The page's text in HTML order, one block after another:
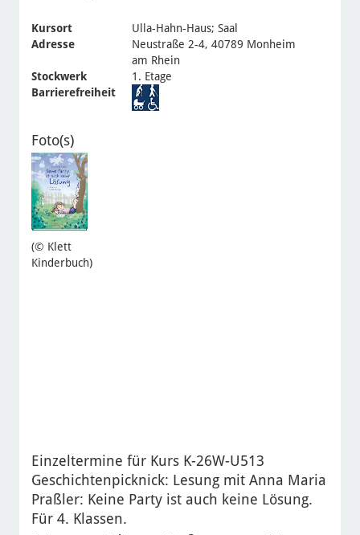
Kursort
Ulla-Hahn-Haus; Saal
Adresse
Neustraße 2-4, 40789 Monheim
am Rhein
Stockwerk
1. Etage
Barrierefreiheit
Foto(s)
(© Klett
Kinderbuch)
Einzeltermine für Kurs K-26W-U513
Geschichtenpicknick: Lesung mit Anna Maria
Praßler: Keine Party ist auch keine Lösung.
Für 4. Klassen.